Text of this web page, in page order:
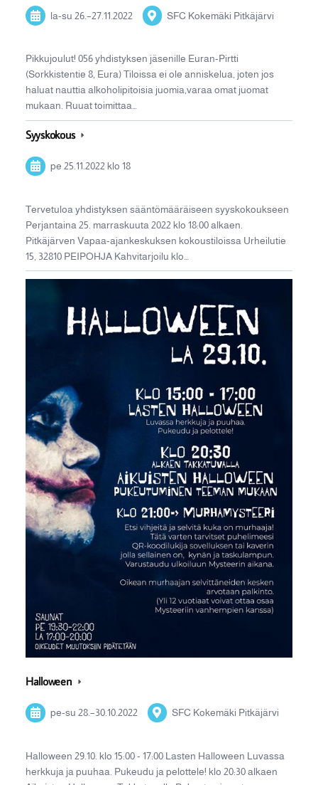
la-su 26.–27.11.2022 SFC Kokemäki Pitkäjärvi
Pikkujoulut! 056 yhdistyksen jäsenille Euran-Pirtti
(Sorkkistentie 8, Eura) Tiloissa ei ole anniskelua, joten jos
haluat nauttia alkoholipitoisia juomia,varaa omat juomat
mukaan. Ruuat toimittaa…
Syyskokous
pe 25.11.2022klo 18
Tervetuloa yhdistyksen sääntömääräiseen syyskokoukseen
Perjantaina 25. marraskuuta 2022 klo 18:00 alkaen.
Pitkäjärven Vapaa-ajankeskuksen kokoustiloissa Urheilutie
15, 32810 PEIPOHJA Kahvitarjoilu klo…
Halloween
pe-su 28.–30.10.2022 SFC Kokemäki Pitkäjärvi
Halloween 29.10. klo 15:00 - 17:00 Lasten Halloween Luvassa
herkkuja ja puuhaa. Pukeudu ja pelottele! klo 20:30 alkaen